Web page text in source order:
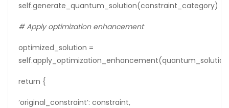
self.generate_quantum_solution(constraint_category)
# Apply optimization enhancement
optimized_solution =
return {
‘original_constraint’: constraint,